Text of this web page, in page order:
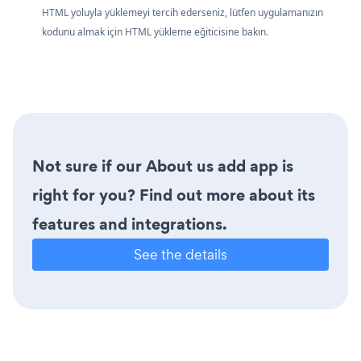
HTML yoluyla yüklemeyi tercih ederseniz, lütfen uygulamanızın
kodunu almak için HTML yükleme eğiticisine bakın.
Not sure if our About us add app is
right for you? Find out more about its
features and integrations.
See the details